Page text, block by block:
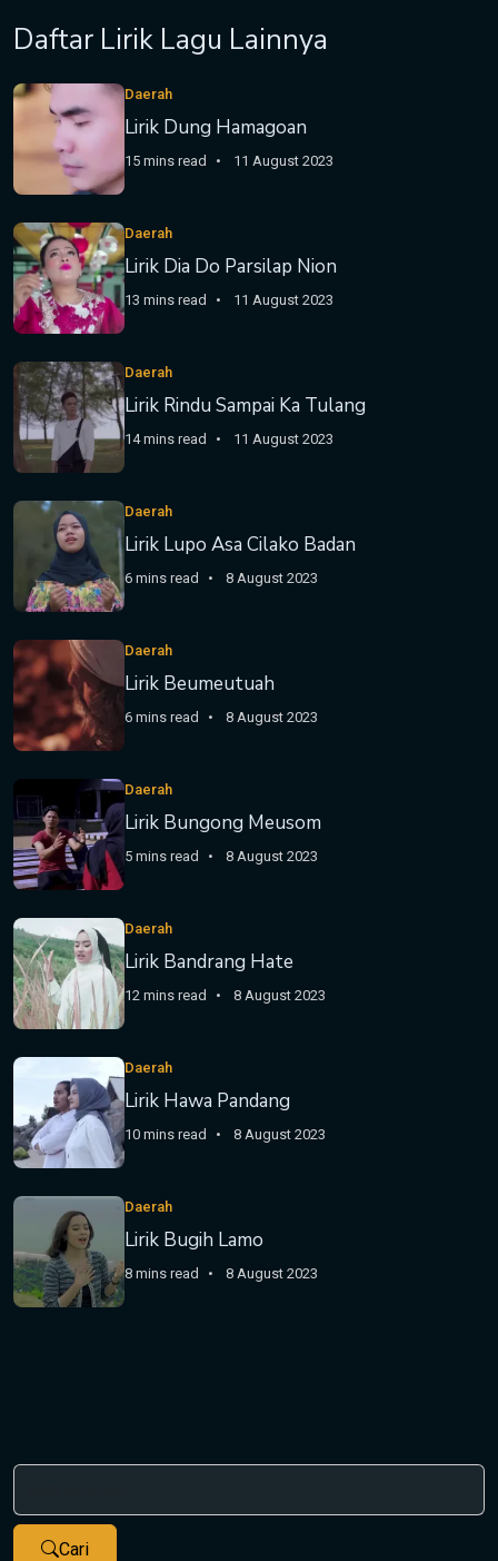
Daftar Lirik Lagu Lainnya
Daerah
Lirik Dung Hamagoan
15 mins read 11 August 2023
Daerah
Lirik Dia Do Parsilap Nion
13 mins read 11 August 2023
Daerah
Lirik Rindu Sampai Ka Tulang
14 mins read 11 August 2023
Daerah
Lirik Lupo Asa Cilako Badan
6 mins read 8 August 2023
Daerah
Lirik Beumeutuah
6 mins read 8 August 2023
Daerah
Lirik Bungong Meusom
5 mins read 8 August 2023
Daerah
Lirik Bandrang Hate
12 mins read 8 August 2023
Daerah
Lirik Hawa Pandang
10 mins read 8 August 2023
Daerah
Lirik Bugih Lamo
8 mins read 8 August 2023
Cari